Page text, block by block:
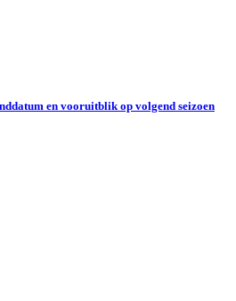
en vooruitblik op volgend seizoen